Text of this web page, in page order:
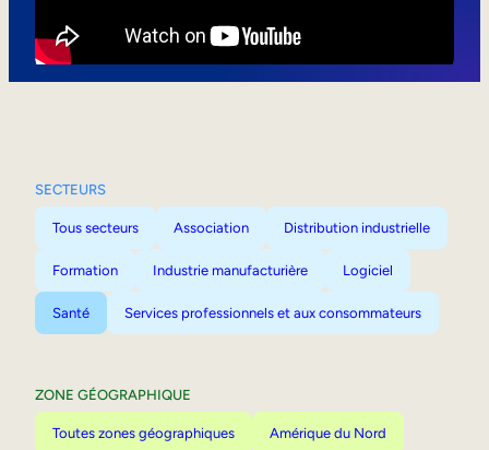
SECTEURS
Tous secteurs Association Distribution industrielle
Formation Industrie manufacturière Logiciel
Santé Services professionnels et aux consommateurs
ZONE GÉOGRAPHIQUE
Toutes zones géographiques Amérique du Nord